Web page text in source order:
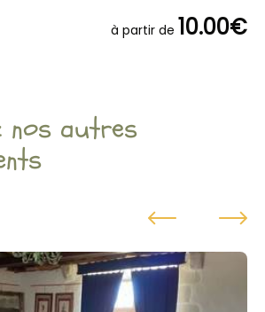
à partir de 10.00€
nos autres